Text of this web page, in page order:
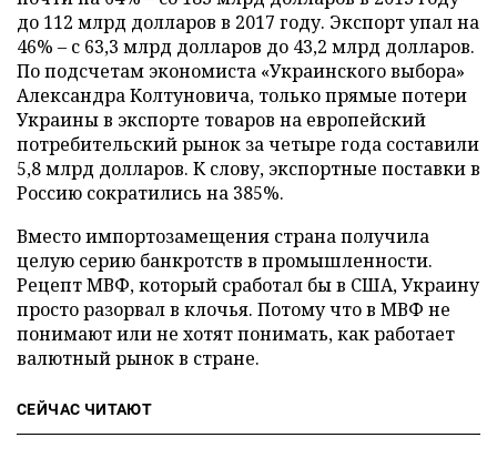
до 112 млрд долларов в 2017 году. Экспорт упал на
46% – с 63,3 млрд долларов до 43,2 млрд долларов.
По подсчетам экономиста «Украинского выбора»
Александра Колтуновича, только прямые потери
Украины в экспорте товаров на европейский
потребительский рынок за четыре года составили
5,8 млрд долларов. К слову, экспортные поставки в
Россию сократились на 385%.
Вместо импортозамещения страна получила
целую серию банкротств в промышленности.
Рецепт МВФ, который сработал бы в США, Украину
просто разорвал в клочья. Потому что в МВФ не
понимают или не хотят понимать, как работает
валютный рынок в стране.
СЕЙЧАС ЧИТАЮТ